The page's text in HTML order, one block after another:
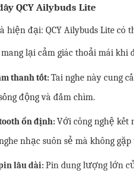
QCY Ailybuds Lite
hiện đại: QCY Ailybuds Lite
lại cảm giác thoải mái khi
thanh tốt:Tai nghe này cung
động và đắm chìm.
ổn định:Với công nghệ kết
nhạc suôn sẻ mà không
lâu dài:Pin dung lượng lớn